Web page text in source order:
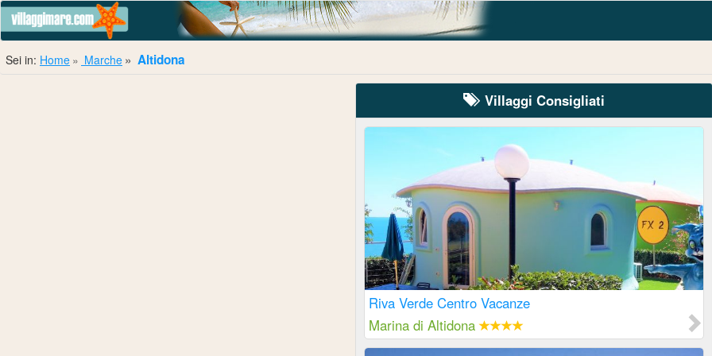
Sei in: Home Marche Altidona
Villaggi Consigliati
Riva Verde Centro Vacanze
Marina di Altidona